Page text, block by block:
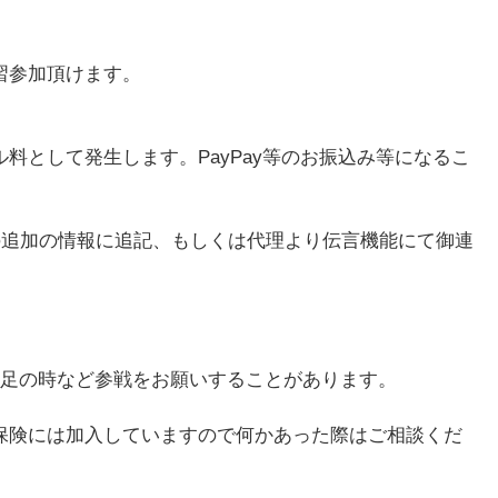
加頂けます。
として発生します。PayPay等のお振込み等になるこ
加の情報に追記、もしくは代理より伝言機能にて御連
時など参戦をお願いすることがあります。
には加入していますので何かあった際はご相談くだ